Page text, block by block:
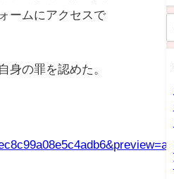
ームにアクセスで
の罪を認めた。